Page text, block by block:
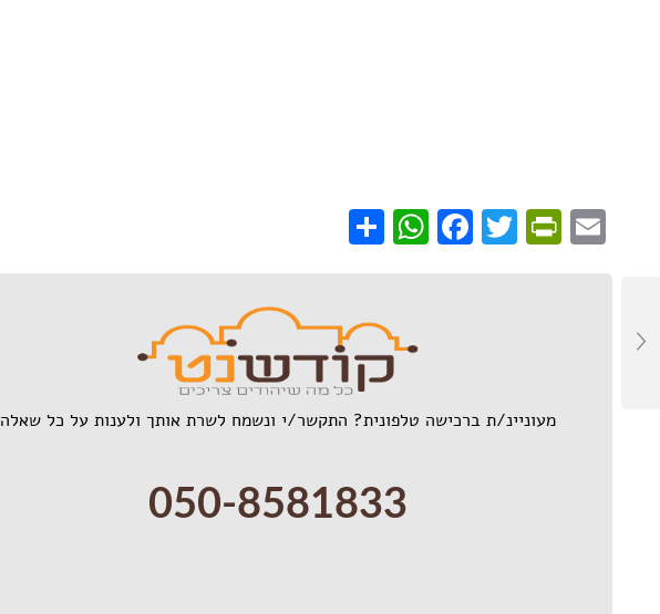
Email
PrintFriendly
Twitter
Facebook
WhatsApp
מעוניינ/ת ברכישה טלפונית? התקשר/י ונשמח לשרת אותך ולענות על כל שאלה
050-8581833